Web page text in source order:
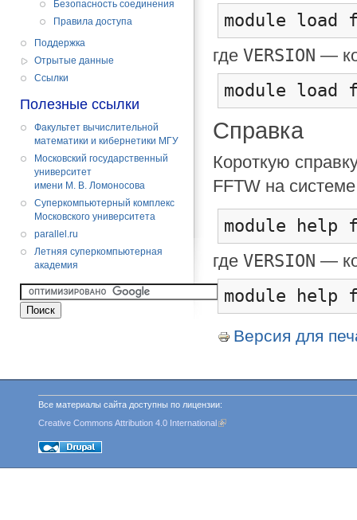
Безопасность соединения
Правила доступа
Поддержка
Отрытые данные
Cсылки
Полезные ссылки
Факультет вычислительной
математики и кибернетики МГУ
Московский государственный
университет
имени М. В. Ломоносова
Суперкомпьютерный комплекс
Московского университета
parallel.ru
Летняя суперкомпьютерная
академия
module load
где VERSION —
module
Справка
Короткую
FFTW на
module help
где VERSION —
module
Версия для
Все материалы сайта доступны по лицензии:
Creative Commons Attribution 4.0 International